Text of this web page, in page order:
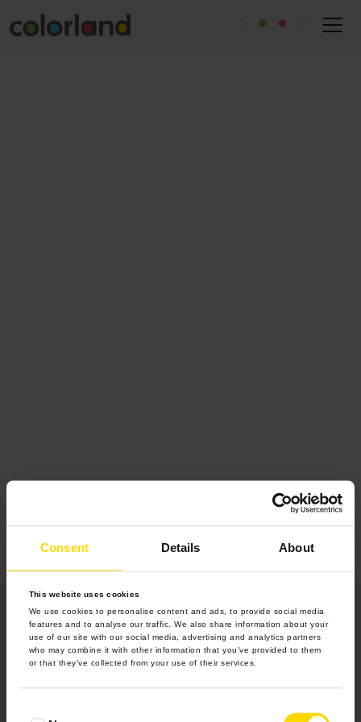
Consent Details About
This website uses cookies
We use cookies to personalise content and ads, to provide social media
features and to analyse our traffic. We also share information about your
use of our site with our social media, advertising and analytics partners
who may combine it with other information that you’ve provided to them
or that they’ve collected from your use of their services.
Produkty